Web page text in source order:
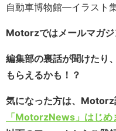
自動車博物館―イラスト
Motorzではメールマガジ
編集部の裏話が聞けたり
もらえるかも！？
気になった方は、Motorz
「MotorzNews」はじめ